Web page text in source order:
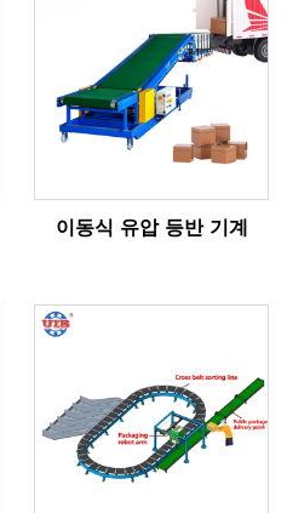
이동식 유압 등반 기계